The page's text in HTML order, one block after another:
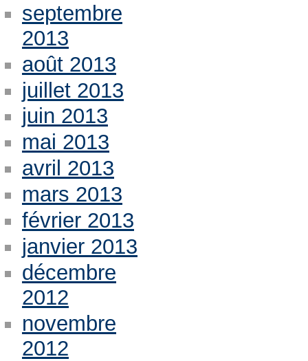
septembre
2013
août 2013
juillet 2013
juin 2013
mai 2013
avril 2013
mars 2013
février 2013
janvier 2013
décembre
2012
novembre
2012